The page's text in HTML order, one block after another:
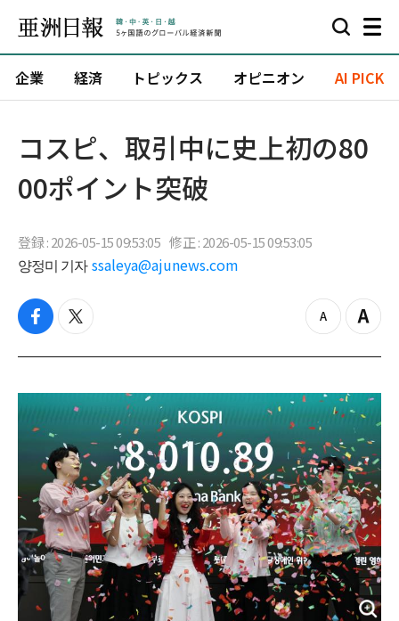
企業 経済 トピックス オピニオン AI PICK
コスピ、取引中に史上初の80
00ポイント突破
登録 : 2026-05-15 09:53:05 修正 : 2026-05-15 09:53:05
양정미 기자 ssaleya@ajunews.com
f
c
b
o
o
t
i
t
e
z
o
o
u
t
Z
o
i
n